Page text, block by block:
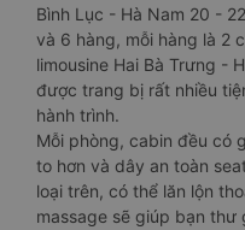
Bình Lục - Hà Nam 20 -
và 6 hàng, mỗi hàng là 2
limousine Hai Bà Trưng -
được trang bị rất nhiều
hành trình.
Mỗi phòng, cabin đều có
to hơn và dây an toàn
loại trên, có thể lăn lộn
massage sẽ giúp bạn thư